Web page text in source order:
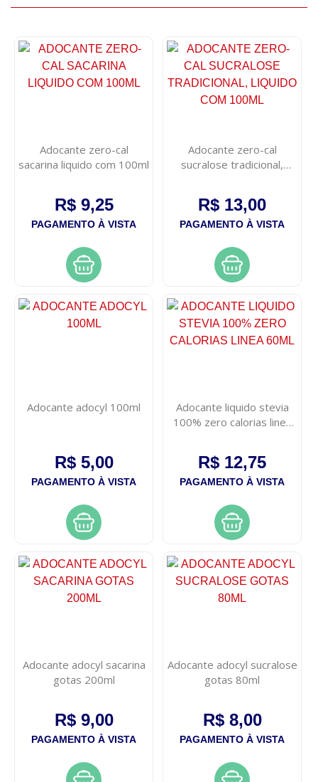
Adocante zero-cal
sacarina liquido com 100ml
R$ 9,25
PAGAMENTO À VISTA
Adocante zero-cal
sucralose tradicional,
R$ 13,00
PAGAMENTO À VISTA
Adocante adocyl 100ml
R$ 5,00
PAGAMENTO À VISTA
Adocante liquido stevia
100% zero calorias linea
R$ 12,75
PAGAMENTO À VISTA
Adocante adocyl sacarina
gotas 200ml
R$ 9,00
PAGAMENTO À VISTA
Adocante adocyl sucralose
gotas 80ml
R$ 8,00
PAGAMENTO À VISTA